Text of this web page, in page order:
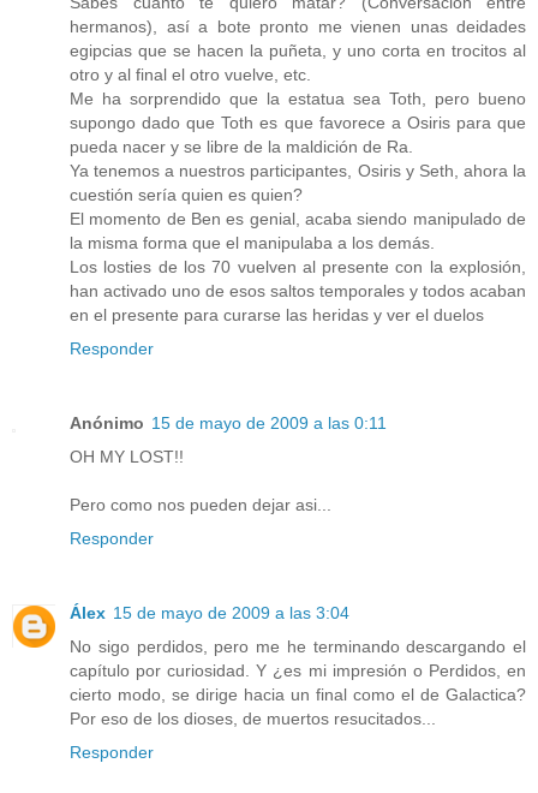
hermanos), así a bote pronto me vienen unas deidades
egipcias que se hacen la puñeta, y uno corta en trocitos al
otro y al final el otro vuelve, etc.
Me ha sorprendido que la estatua sea Toth, pero bueno
supongo dado que Toth es que favorece a Osiris para que
pueda nacer y se libre de la maldición de Ra.
Ya tenemos a nuestros participantes, Osiris y Seth, ahora la
cuestión sería quien es quien?
El momento de Ben es genial, acaba siendo manipulado de
la misma forma que el manipulaba a los demás.
Los losties de los 70 vuelven al presente con la explosión,
han activado uno de esos saltos temporales y todos acaban
en el presente para curarse las heridas y ver el duelos
Responder
Anónimo 15 de mayo de 2009 a las 0:11
OH MY LOST!!
Pero como nos pueden dejar asi...
Responder
Álex 15 de mayo de 2009 a las 3:04
No sigo perdidos, pero me he terminando descargando el
capítulo por curiosidad. Y ¿es mi impresión o Perdidos, en
cierto modo, se dirige hacia un final como el de Galactica?
Por eso de los dioses, de muertos resucitados...
Responder